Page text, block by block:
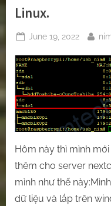
Linux.
Posted
June 19, 2022 By
Hôm này thì mình
thêm cho server
mình như thế
dữ liệu và lắp trên